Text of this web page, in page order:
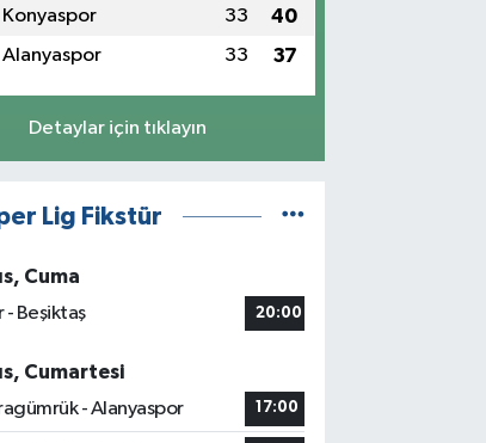
Konyaspor 33 40
Alanyaspor 33 37
Detaylar için tıklayın
Lig Fikstür
Cuma
- Beşiktaş
20:00
Cumartesi
- Alanyaspor
17:00